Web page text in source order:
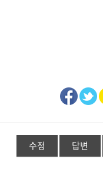
수정 답변